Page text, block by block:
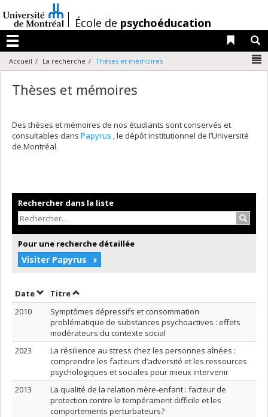
au
contenu
/École de psychoéducation
Menu
Liens
Accueil La recherche Thèses et mémoires
Thèses et mémoires
Des thèses et mémoires de nos étudiants sont conservés et
consultables dans Papyrus , le dépôt institutionnel de l’Université
de Montréal.
Rechercher dans la liste
Pour une recherche détaillée
Visiter Papyrus
DateTrier par date en ordre décroissant
TitreTrier par titre en ordre décroissant
2010
Symptômes dépressifs et consommation
problématique de substances psychoactives : effets
modérateurs du contexte social
2023
La résilience au stress chez les personnes aînées :
comprendre les facteurs d’adversité et les ressources
psychologiques et sociales pour mieux intervenir
2013
La qualité de la relation mère-enfant : facteur de
protection contre le tempérament difficile et les
comportements perturbateurs?